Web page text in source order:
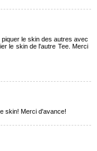
le skin des autres avec
le skin de l'autre Tee. Merci
skin! Merci d'avance!